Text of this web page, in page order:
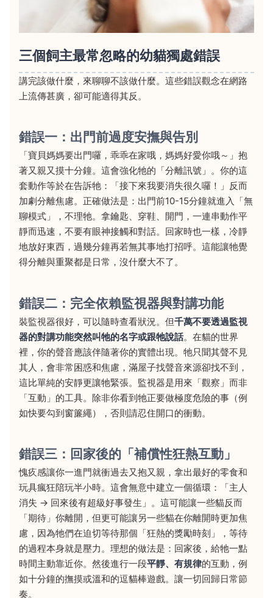
三個飼主最常忽略的幼貓獨處錯誤
講完該做什麼，來聊聊不該做什麼。這些錯誤觀念在網路
上流傳甚廣，卻可能適得其反。
錯誤一：出門前過度安撫與告別
「寶貝媽媽要出門囉，乖乖在家哦，媽媽好愛你哦～」抱
著又親又摸十分鐘。這會強化牠的「分離訊號」。你的這
套動作等於在告訴牠：「接下來我要消失很久囉！」反而
加劇分離焦慮。正確做法是：出門前10-15分鐘就進入「無
聊模式」，不理牠。拿鑰匙、穿鞋、開門，一連串動作平
靜而迅速，不要有眼神接觸和對話。回家時也一樣，冷靜
地放好東西，過幾分鐘再若無其事地打招呼。這能讓牠覺
得分離與重聚都是日常，沒什麼大不了。
錯誤二：完全依賴監視器與對講功能
裝監視器很好，可以隨時查看狀況。但千萬不要透過監視
器的對講功能突然叫牠的名字或跟牠說話。在貓的世界
裡，你的聲音應該伴隨著你的實體出現。牠只聞其聲不見
其人，會非常困惑和焦慮，滿屋子找聲音來源卻找不到，
這比單純的安靜更讓牠緊張。監視器是用來「觀察」而非
「互動」的工具。除非你看到牠正要做極度危險的事（例
如快要勾到窗簾繩），否則請忍住開口的衝動。
錯誤三：回家後的「補償性狂熱互動」
愧疚感讓你一進門就衝過去又抱又親，拿出最好的零食和
玩具瘋狂陪玩半小時。這會無意中建立一個循環：「主人
消失 → 回來後有超級好事發生」。這可能讓一些貓反而
「期待」你離開，但更可能讓另一些貓在你離開時更加焦
慮，因為牠們在迫切等待那個「狂熱的獎勵時刻」，等待
的過程本身就是壓力。理想的做法是：回家後，給牠一點
時間主動靠近你。然後進行一段平靜、有規律的互動，例
如十分鐘的撫摸或溫和的逗貓棒遊戲。讓一切回歸日常節
奏。